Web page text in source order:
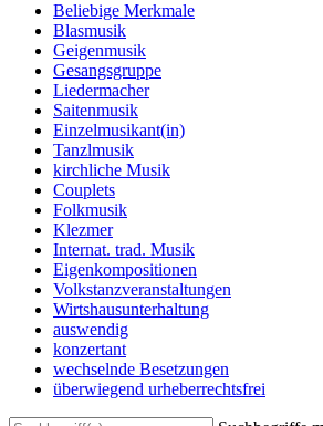
Beliebige Merkmale
Blasmusik
Geigenmusik
Gesangsgruppe
Liedermacher
Saitenmusik
Einzelmusikant(in)
Tanzlmusik
kirchliche Musik
Couplets
Folkmusik
Klezmer
Internat. trad. Musik
Eigenkompositionen
Volkstanzveranstaltungen
Wirtshausunterhaltung
auswendig
konzertant
wechselnde Besetzungen
überwiegend urheberrechtsfrei